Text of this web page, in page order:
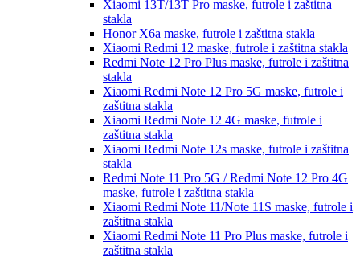
Xiaomi 13T/13T Pro maske, futrole i zaštitna
stakla
Honor X6a maske, futrole i zaštitna stakla
Xiaomi Redmi 12 maske, futrole i zaštitna stakla
Redmi Note 12 Pro Plus maske, futrole i zaštitna
stakla
Xiaomi Redmi Note 12 Pro 5G maske, futrole i
zaštitna stakla
Xiaomi Redmi Note 12 4G maske, futrole i
zaštitna stakla
Xiaomi Redmi Note 12s maske, futrole i zaštitna
stakla
Redmi Note 11 Pro 5G / Redmi Note 12 Pro 4G
maske, futrole i zaštitna stakla
Xiaomi Redmi Note 11/Note 11S maske, futrole i
zaštitna stakla
Xiaomi Redmi Note 11 Pro Plus maske, futrole i
zaštitna stakla